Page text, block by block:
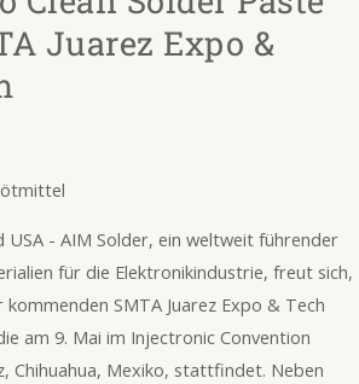
Juarez Expo &
USA - AIM Solder, ein weltweit führender
für die Elektronikindustrie, freut sich,
kommenden SMTA Juarez Expo & Tech
am 9. Mai im Injectronic Convention
Chihuahua, Mexiko, stattfindet. Neben